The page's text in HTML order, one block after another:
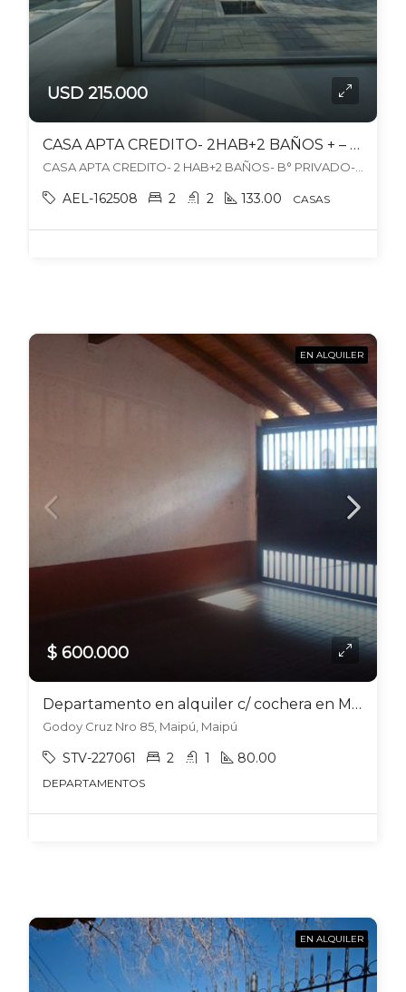
USD 215.000
CASA APTA CREDITO- 2HAB+2 BAÑOS + – B° ALBA TANQAY-MAIPU
CASA APTA CREDITO- 2 HAB+2 BAÑOS- B° PRIVADO-MAIPU, Maipú, Maipú
AEL-162508 2 2 133.00 CASAS
EN ALQUILER
$ 600.000
Departamento en alquiler c/ cochera en Maipú
Godoy Cruz Nro 85, Maipú, Maipú
STV-227061 2 1 80.00
DEPARTAMENTOS
EN ALQUILER